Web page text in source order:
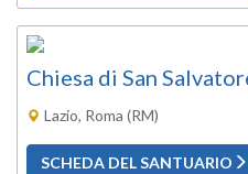
Chiesa di San
Lazio, Roma (RM)
SCHEDA DEL SANTUARIO